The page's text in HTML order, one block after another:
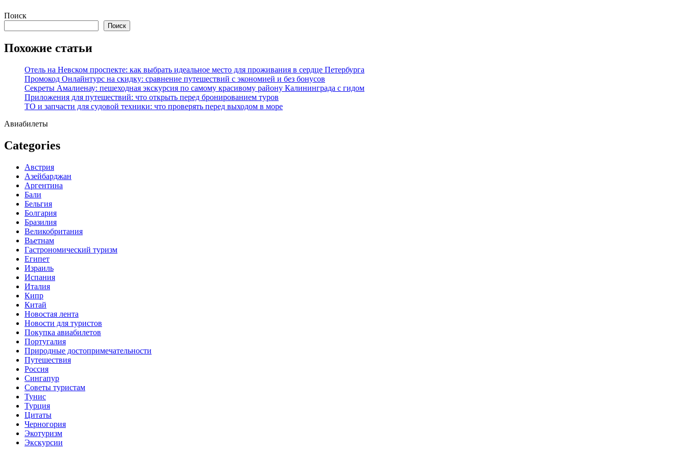
Перейти
содержимому
Поиск
Поиск
Похожие статьи
Отель на Невском проспекте: как выбрать идеальное место для проживания в сердце Петербурга
Промокод Онлайнтурс на скидку: сравнение путешествий с экономией и без бонусов
Секреты Амалиенау: пешеходная экскурсия по самому красивому району Калининграда с гидом
Приложения для путешествий: что открыть перед бронированием туров
ТО и запчасти для судовой техники: что проверять перед выходом в море
Авиабилеты
Categories
Австрия
Азейбарджан
Аргентина
Бали
Бельгия
Болгария
Бразилия
Великобритания
Вьетнам
Гастрономический туризм
Египет
Израиль
Испания
Италия
Кипр
Китай
Новостая лента
Новости для туристов
Покупка авиабилетов
Португалия
Природные достопримечательности
Путешествия
Россия
Сингапур
Советы туристам
Тунис
Турция
Цитаты
Черногория
Экотуризм
Экскурсии